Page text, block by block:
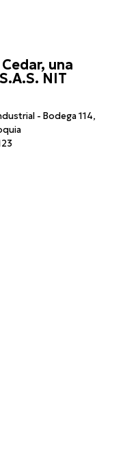
una
NIT
- Bodega 114,